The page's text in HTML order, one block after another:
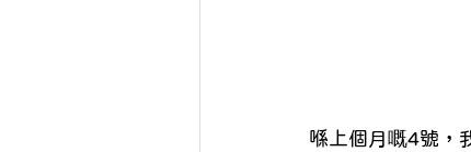
喺上個月嘅4號，